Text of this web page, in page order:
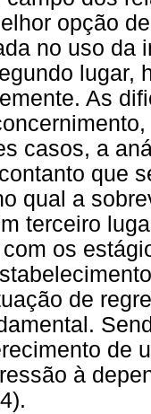
opção
no uso da
lugar,
As
casos, a
que
qual a
terceiro
os
de
de
à